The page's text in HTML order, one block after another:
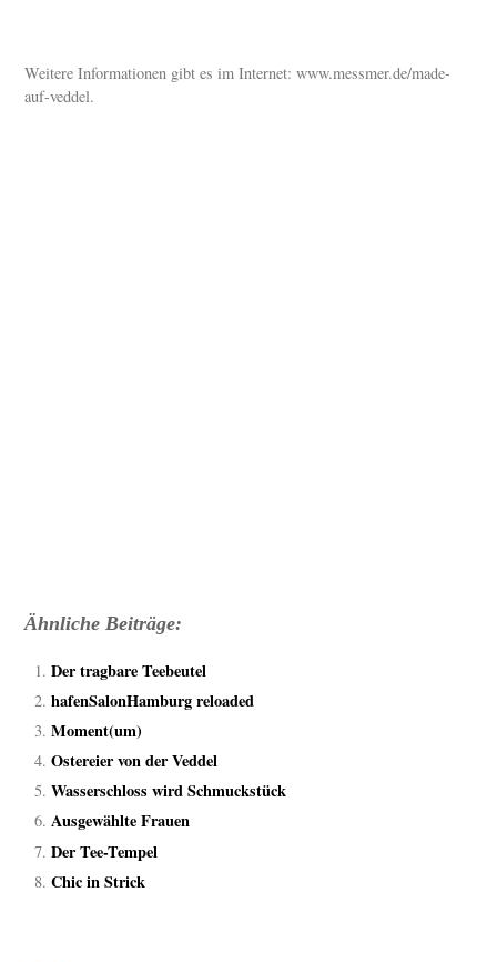
Weitere Informationen gibt es im Internet: www.messmer.de/made-
auf-veddel.
Ähnliche Beiträge:
Der tragbare Teebeutel
hafenSalonHamburg reloaded
Moment(um)
Ostereier von der Veddel
Wasserschloss wird Schmuckstück
Ausgewählte Frauen
Der Tee-Tempel
Chic in Strick